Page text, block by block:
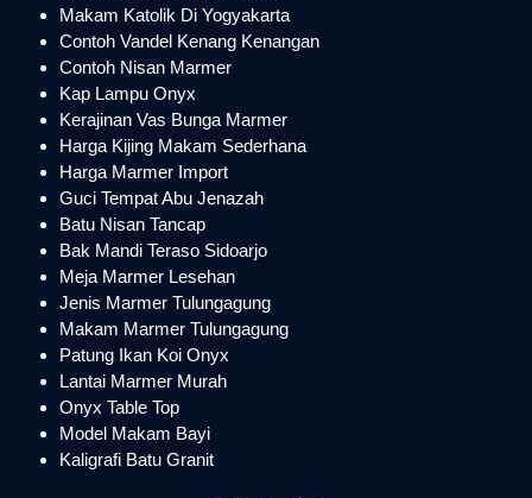
Makam Katolik Di Yogyakarta
Contoh Vandel Kenang Kenangan
Contoh Nisan Marmer
Kap Lampu Onyx
Kerajinan Vas Bunga Marmer
Harga Kijing Makam Sederhana
Harga Marmer Import
Guci Tempat Abu Jenazah
Batu Nisan Tancap
Bak Mandi Teraso Sidoarjo
Meja Marmer Lesehan
Jenis Marmer Tulungagung
Makam Marmer Tulungagung
Patung Ikan Koi Onyx
Lantai Marmer Murah
Onyx Table Top
Model Makam Bayi
Kaligrafi Batu Granit